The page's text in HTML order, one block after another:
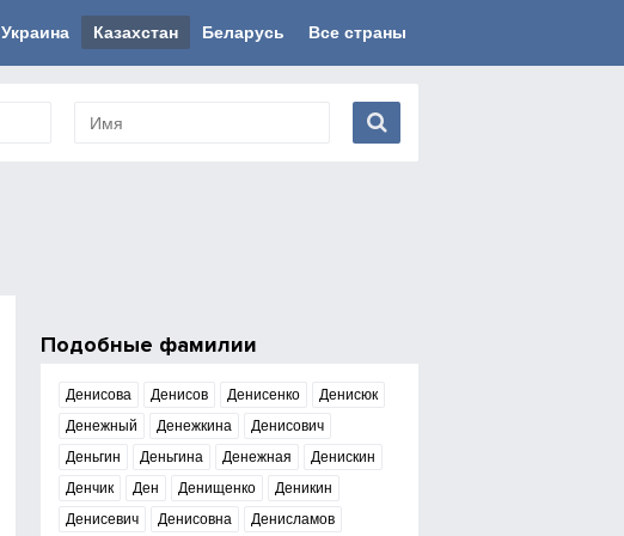
Украина Казахстан Беларусь Все страны
Подобные фамилии
Денисова Денисов Денисенко
Денисюк
Денежный
Денежкина
Денисович
Деньгин
Деньгина Денежная
Денискин
Денчик
Ден Денищенко
Деникин
Денисевич
Денисовна
Денисламов